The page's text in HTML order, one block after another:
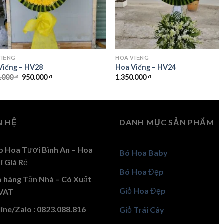
– HV28
₫ Giá
950.000₫Giá
HOA VIẾNG
Hoa Viếng – HV24
1.350.000₫
HỆ
Hoa Tươi Bình An – Hoa
Giá Rẻ
hàng Tận Nhà – Có Xuất
Zalo : 0823.088.816
DANH MỤC SẢN PHẨM
Bó Hoa Baby
Bó Hoa Đẹp
Giỏ Hoa Đẹp
Giỏ Trái Cây